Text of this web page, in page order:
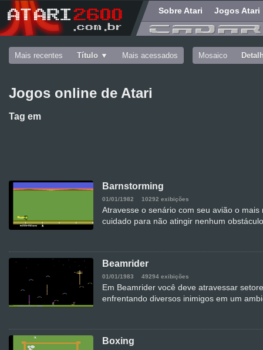
Sobre Atari Jogos Atari
Mais recentes Título Mais acessados Mosaico
Jogos online de Atari
Tag em
Barnstorming
01/01/1982 10292 exibições
Atravesse o senário com seu avião o
cuidado para não atingir nenhum
Beamrider
01/01/1983 49294 exibições
Em Beamrider você deve atravessar
enfrentando diversos inimigos em um
Boxing